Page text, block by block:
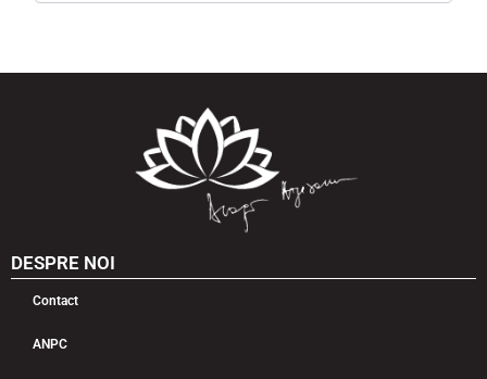
DESPRE NOI
Contact
ANPC